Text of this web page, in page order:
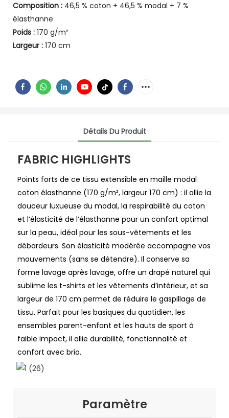
Composition : 46,5 % coton + 46,5 % modal + 7 %
élasthanne
Poids : 170 g/m²
Largeur : 170 cm
Détails Du Produit
FABRIC HIGHLIGHTS
Points forts de ce tissu extensible en maille modal
coton élasthanne (170 g/m², largeur 170 cm) : il allie la
douceur luxueuse du modal, la respirabilité du coton
et l’élasticité de l’élasthanne pour un confort optimal
sur la peau, idéal pour les sous-vêtements et les
débardeurs. Son élasticité modérée accompagne vos
mouvements (sans se détendre). Il conserve sa
forme lavage après lavage, offre un drapé naturel qui
sublime les t-shirts et les vêtements d’intérieur, et sa
largeur de 170 cm permet de réduire le gaspillage de
tissu. Parfait pour les basiques du quotidien, les
ensembles parent-enfant et les hauts de sport à
faible impact, il allie durabilité, fonctionnalité et
confort avec brio.
Paramètre